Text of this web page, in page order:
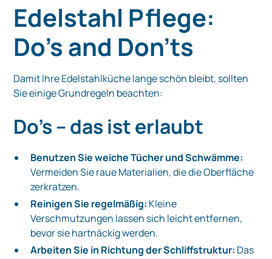
Edelstahl Pflege:
Do's and Don'ts
Damit Ihre Edelstahlküche lange schön bleibt, sollten
Sie einige Grundregeln beachten:
Do's – das ist erlaubt
Benutzen Sie weiche Tücher und Schwämme:
Vermeiden Sie raue Materialien, die die Oberfläche
zerkratzen.
Reinigen Sie regelmäßig: Kleine
Verschmutzungen lassen sich leicht entfernen,
bevor sie hartnäckig werden.
Arbeiten Sie in Richtung der Schliffstruktur: Das